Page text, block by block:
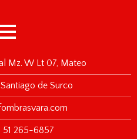
Mz. W Lt 07, Mateo
de Surco
51 265-6857